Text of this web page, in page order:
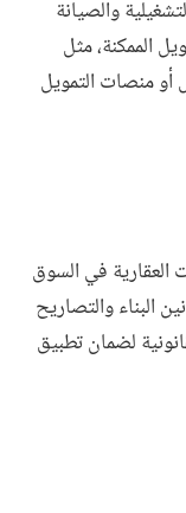
والصيانة
الممكنة، مثل
منصات التمويل
العقارية في السوق
البناء والتصاريح
لضمان تطبيق